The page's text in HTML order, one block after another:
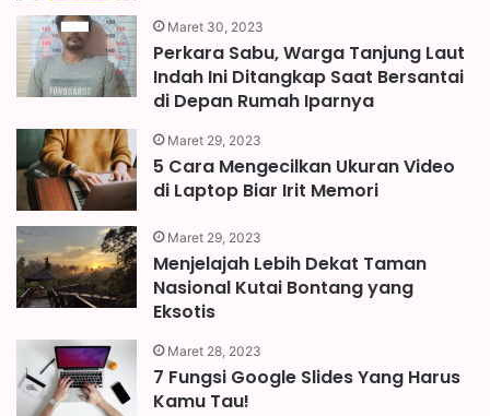
Maret 30, 2023
Perkara Sabu, Warga Tanjung Laut
Indah Ini Ditangkap Saat Bersantai
di Depan Rumah Iparnya
Maret 29, 2023
5 Cara Mengecilkan Ukuran Video
di Laptop Biar Irit Memori
Maret 29, 2023
Menjelajah Lebih Dekat Taman
Nasional Kutai Bontang yang
Eksotis
Maret 28, 2023
7 Fungsi Google Slides Yang Harus
Kamu Tau!